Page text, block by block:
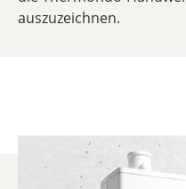
auszuzeichnen.